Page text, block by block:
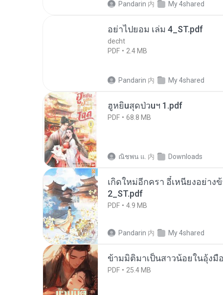
Pandarin 内 My 4shared
อย่าไปยอม เล่ม 4_ST.pdf
decht
PDF
2.4 MB
Pandarin 内 My 4shared
ฮูหยิuสุดป่วuฯ 1.pdf
PDF 68.8 MB
ณิชพน แ. 内 Downloads
เกิดใหม่อีกครา อี๋เหนียงอย่าง
2_ST.pdf
PDF 4.9 MB
Pandarin 内 My 4shared
ข้ามมิติมาเป็นสาวน้อยในอุ้งมื
PDF 25.4 MB